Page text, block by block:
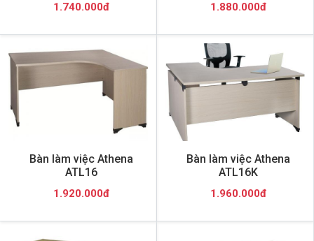
1.740.000đ 1.880.000đ
Bàn làm việc Athena
ATL16
1.920.000đ
Bàn làm việc Athena
ATL16K
1.960.000đ